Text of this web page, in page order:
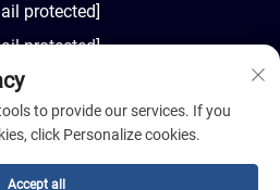
protected]
protected]
PM18:00
to provide our services. If you
click Personalize cookies.
Accept all